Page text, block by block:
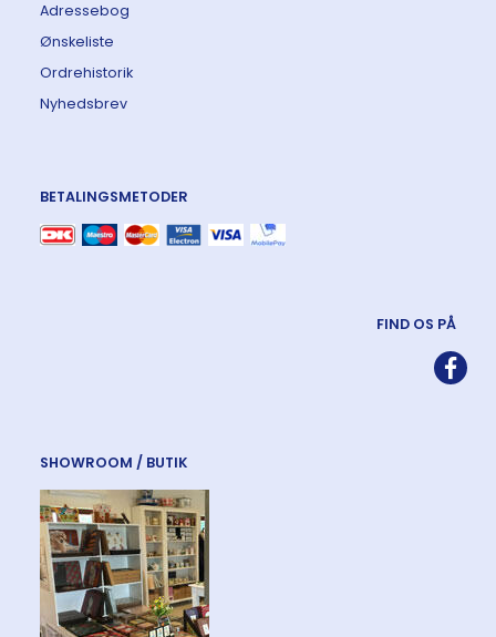
Adressebog
Ønskeliste
Ordrehistorik
Nyhedsbrev
BETALINGSMETODER
FIND OS PÅ
SHOWROOM / BUTIK